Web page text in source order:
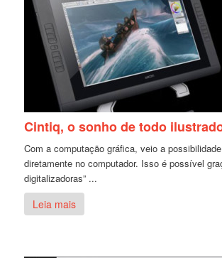
Cintiq, o sonho de todo
Com a computação gráfica, veio a
diretamente no computador. Isso é possível
digitalizadoras” ...
Leia mais